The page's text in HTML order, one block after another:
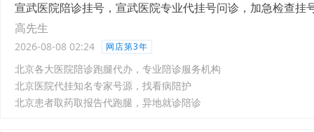
宣武医院陪诊挂号，宣武医院专业代挂号问诊，加急检查挂
高先生
2026-08-08 02:24 网店第3年
北京各大医院陪诊跑腿代办，专业陪诊服务机构
北京医院代挂知名专家号源，找看病陪护
北京患者取药取报告代跑腿，异地就诊陪诊